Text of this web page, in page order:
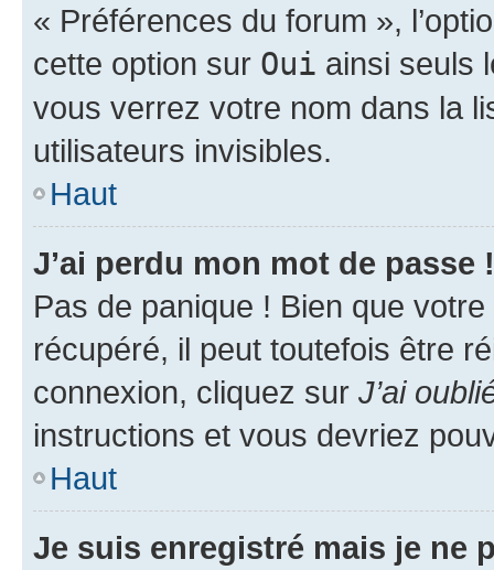
« Préférences du forum »,
cette option sur Oui ainsi seuls
vous verrez votre nom dans la
utilisateurs invisibles.
Haut
J’ai perdu mon mot de passe !
Pas de panique ! Bien que
récupéré, il peut toutefois être
connexion, cliquez sur J’ai
instructions et vous devriez
Haut
Je suis enregistré mais je ne